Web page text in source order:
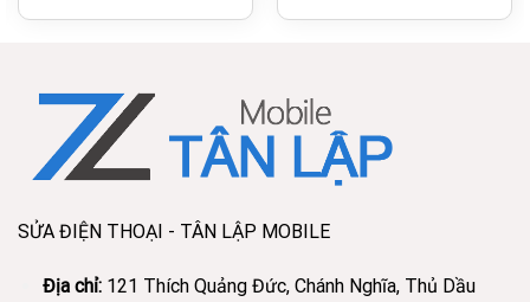
SỬA ĐIỆN THOẠI - TÂN LẬP MOBILE
Địa chỉ: 121 Thích Quảng Đức, Chánh Nghĩa, Thủ Dầu